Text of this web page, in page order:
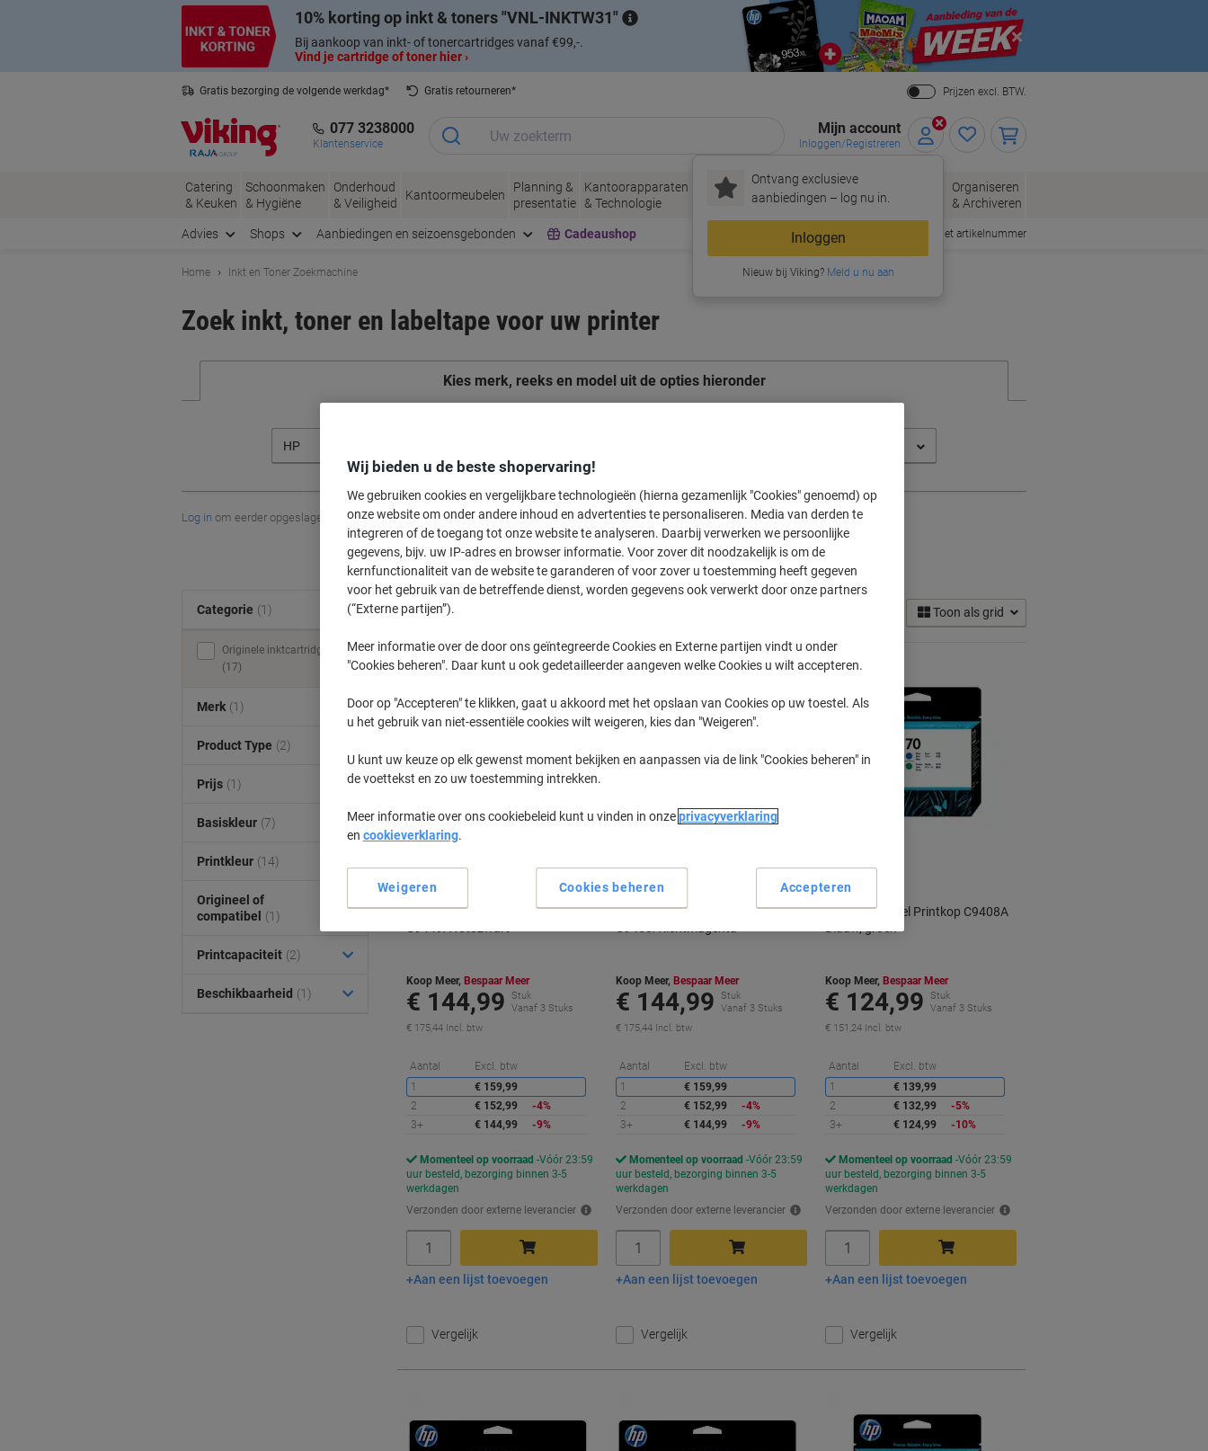
10% korting op inkt & toners VNL-INKTW31
Bij aankoop van inkt- of tonercartridges vanaf €99,-.
Vind je cartridge of toner hier ›
Close
Gratis bezorging de volgende werkdag*
Gratis retourneren*
Prijzen excl. BTW.
077 3238000
Klantenservice
Mijn account
Inloggen/Registreren
Ontvang exclusieve
aanbiedingen – log nu in.
Inloggen
Nieuw bij Viking?Meld u nu aan
Catering
& Keuken
Schoonmaken
& Hygiëne
Onderhoud
& Veiligheid
Kantoormeubelen
Planning &
presentatie
Kantoorapparaten
& Technologie
Inkt &
Toner
Papier, Enveloppen
& Verpakken
Kantoorartikelen
Organiseren
& Archiveren
Advies Shops Aanbiedingen en seizoensgebonden Cadeaushop Snel bestellen met artikelnummer
Home Inkt en Toner Zoekmachine
Zoek inkt, toner en labeltape voor uw printer
Kies merk, reeks en model uit de opties hieronder
HP
Log in om eerder opgeslagen printers en/of eerder gekochte cartridges te tonen
HP Designjet Z 3200 (24) (17)
Sorteer op: Toon als grid
HP 70 originele inktcartridge
Koop Meer, Bespaar Meer
€ 144,99
Stuk
Vanaf 3 Stuks
€ 175,44 Incl. btw
Aantal Excl. btw
Korting
1
€ 159,99
2
€ 152,99
-4%
3+
€ 144,99 -9%
Momenteel op voorraad Vóór 23:59
uur besteld, bezorging binnen 3-5
werkdagen
Verzonden door externe leverancier
In winkelwagen
Aan een lijst toevoegen
Vergelijk
HP 70 originele inktcartridge
Koop Meer, Bespaar Meer
€ 144,99
Stuk
Vanaf 3 Stuks
€ 175,44 Incl. btw
Aantal Excl. btw
Korting
1
€ 159,99
2
€ 152,99
-4%
3+
€ 144,99 -9%
Momenteel op voorraad Vóór 23:59
uur besteld, bezorging binnen 3-5
werkdagen
Verzonden door externe leverancier
In winkelwagen
Aan een lijst toevoegen
Vergelijk
HP 70 Origineel Printkop C9408A
Koop Meer, Bespaar Meer
€ 124,99
Stuk
Vanaf 3 Stuks
€ 151,24 Incl. btw
Aantal Excl. btw
1
€ 139,99
2
€ 132,99
-5%
3+
€ 124,99 -10%
Momenteel op voorraad Vóór 23:59
uur besteld, bezorging binnen 3-5
werkdagen
Verzonden door externe leverancier
In winkelwagen
Aan een lijst toevoegen
Vergelijk
Categorie (1)
Originele inktcartridges
(17)
Merk (1)
Product Type (2)
Prijs (1)
Basiskleur (7)
Printkleur (14)
Origineel of
compatibel
(1)
Printcapaciteit (2)
Beschikbaarheid (1)
Wij bieden u de beste shopervaring!
We gebruiken cookies en vergelijkbare technologieën (hierna gezamenlijk "Cookies" genoemd) op
onze website om onder andere inhoud en advertenties te personaliseren. Media van derden te
integreren of de toegang tot onze website te analyseren. Daarbij verwerken we persoonlijke
gegevens, bijv. uw IP-adres en browser informatie. Voor zover dit noodzakelijk is om de
kernfunctionaliteit van de website te garanderen of voor zover u toestemming heeft gegeven
voor het gebruik van de betreffende dienst, worden gegevens ook verwerkt door onze partners
(“Externe partijen”).
Meer informatie over de door ons geïntegreerde Cookies en Externe partijen vindt u onder
"Cookies beheren". Daar kunt u ook gedetailleerder aangeven welke Cookies u wilt accepteren.
Door op "Accepteren" te klikken, gaat u akkoord met het opslaan van Cookies op uw toestel. Als
u het gebruik van niet-essentiële cookies wilt weigeren, kies dan "Weigeren".
U kunt uw keuze op elk gewenst moment bekijken en aanpassen via de link "Cookies beheren" in
de voettekst en zo uw toestemming intrekken.
Meer informatie over ons cookiebeleid kunt u vinden in onzeprivacyverklaring
en cookieverklaring.
Cookies beheren
Weigeren Accepteren